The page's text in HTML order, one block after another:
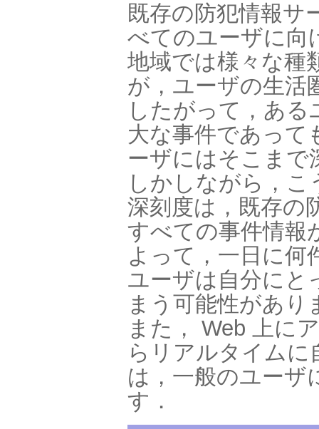
既存の防犯情報サ
べてのユーザに向
地域では様々な種
が，ユーザの生活
したがって，あ
大な事件であって
ーザにはそこまで
しかしながら，
深刻度は，既存の
すべての事件情報
よって，一日に何
ユーザは自分にと
まう可能性があり
また， Web 上に
らリアルタイム
は，一般のユーザ
す．